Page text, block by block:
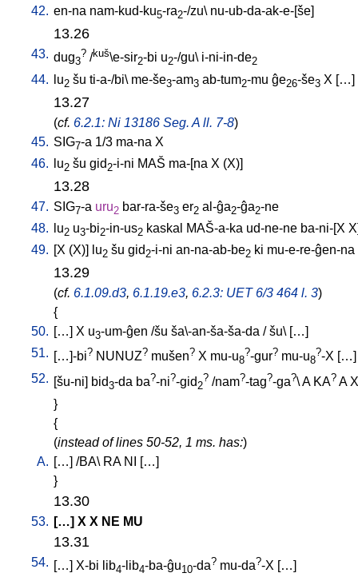
42. en-na nam-kud-ku5-ra2-/zu\ nu-ub-da-ak-e-[še]
13.26
43. dug3
? /kuš\e-sir2-bi u2-/gu\ i-ni-in-de2
44. lu2 šu ti-a-/bi\ me-še3-am3 ab-tum2-mu ĝe26-še3 X […]
13.27
(cf. 6.2.1: Ni 13186 Seg. A ll. 7-8)
45. SIG7-a 1/3 ma-na X
46.
lu2 šu gid 2-i-ni MAŠ ma-[na X (X)]
13.28
47. SIG7-a uru2 bar-ra-še3 er2 al-ĝa2-ĝa2-ne
48.
lu2 u3-bi2-in-us2 kaskal MAŠ-a-ka ud-ne-ne ba-ni-[X X]
49. [X (X)] lu2 šu gid 2-i-ni an-na-ab-be2 ki mu-e-re-ĝen-na
13.29
(cf. 6.1.09.d3, 6.1.19.e3, 6.2.3: UET 6/3 464 l. 3)
{
50. […] X u3-um-ĝen /šu ša\-an-ša-ša-da / šu\ […]
51. […]-bi? NUNUZ? mušen? X mu-u8
?-gur? mu-u8
?-X […]
52. [šu-ni] bid3-da ba?-ni?-gid2
? /nam?-tag?-ga?\A KA? A X
}
{
(instead of lines 50-52, 1 ms. has:)
A. […] /BA\ RA NI […]
}
13.30
53. […] X X NE MU
13.31
54. […] X-bi lib4-lib4-ba-ĝu10-da? mu-da?-X […]